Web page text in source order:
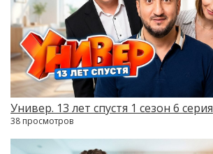
Универ. 13 лет спустя 1 сезон 6 серия
38 просмотров